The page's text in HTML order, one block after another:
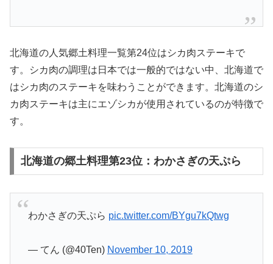
北海道の人気郷土料理一覧第24位はシカ肉ステーキで
す。シカ肉の調理は日本では一般的ではない中、北海道で
はシカ肉のステーキを味わうことができます。北海道のシ
カ肉ステーキは主にエゾシカが使用されているのが特徴で
す。
北海道の郷土料理第23位：わかさぎの天ぷら
わかさぎの天ぷら pic.twitter.com/BYgu7kQtwg
— てん (@40Ten) November 10, 2019